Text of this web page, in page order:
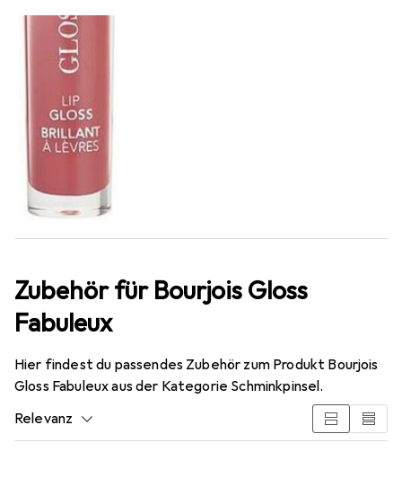
Zubehör für Bourjois Gloss
Fabuleux
Hier findest du passendes Zubehör zum Produkt Bourjois
Gloss Fabuleux aus der Kategorie Schminkpinsel.
Relevanz